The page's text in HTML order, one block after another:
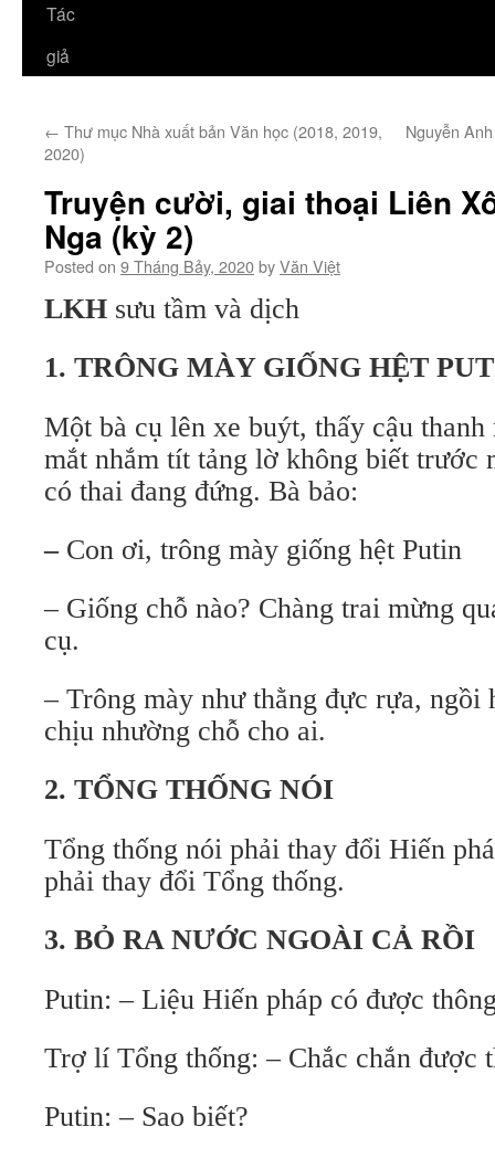
Tác
giả
← Thư mục Nhà xuất bản Văn học (2018, 2019,
2020)
Nguyễn
Truyện cười, giai thoại Liên
Nga (kỳ 2)
Posted on 9 Tháng Bảy, 2020byVăn Việt
LKH sưu tầm và dịch
1. TRÔNG MÀY GIỐNG HỆT
Một bà cụ lên xe buýt, thấy cậu
mắt nhắm tít tảng lờ không biết trước
có thai đang đứng. Bà bảo:
– Con ơi, trông mày giống hệt Putin
– Giống chỗ nào? Chàng trai mừng
cụ.
– Trông mày như thằng đực rựa, ngồi
chịu nhường chỗ cho ai.
2. TỔNG THỐNG NÓI
Tổng thống nói phải thay đổi Hiến
phải thay đổi Tổng thống.
3. BỎ RA NƯỚC NGOÀI CẢ RỒI
Putin: – Liệu Hiến pháp có được
Trợ lí Tổng thống: – Chắc chắn được
Putin: – Sao biết?